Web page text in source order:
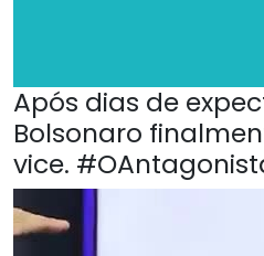
Após dias de
Bolsonaro
vice.